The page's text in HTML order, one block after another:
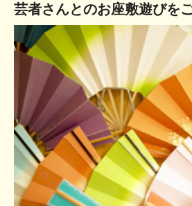
芸者さんとのお座敷遊びを